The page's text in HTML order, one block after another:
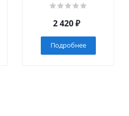
2 420₽
Подробнее